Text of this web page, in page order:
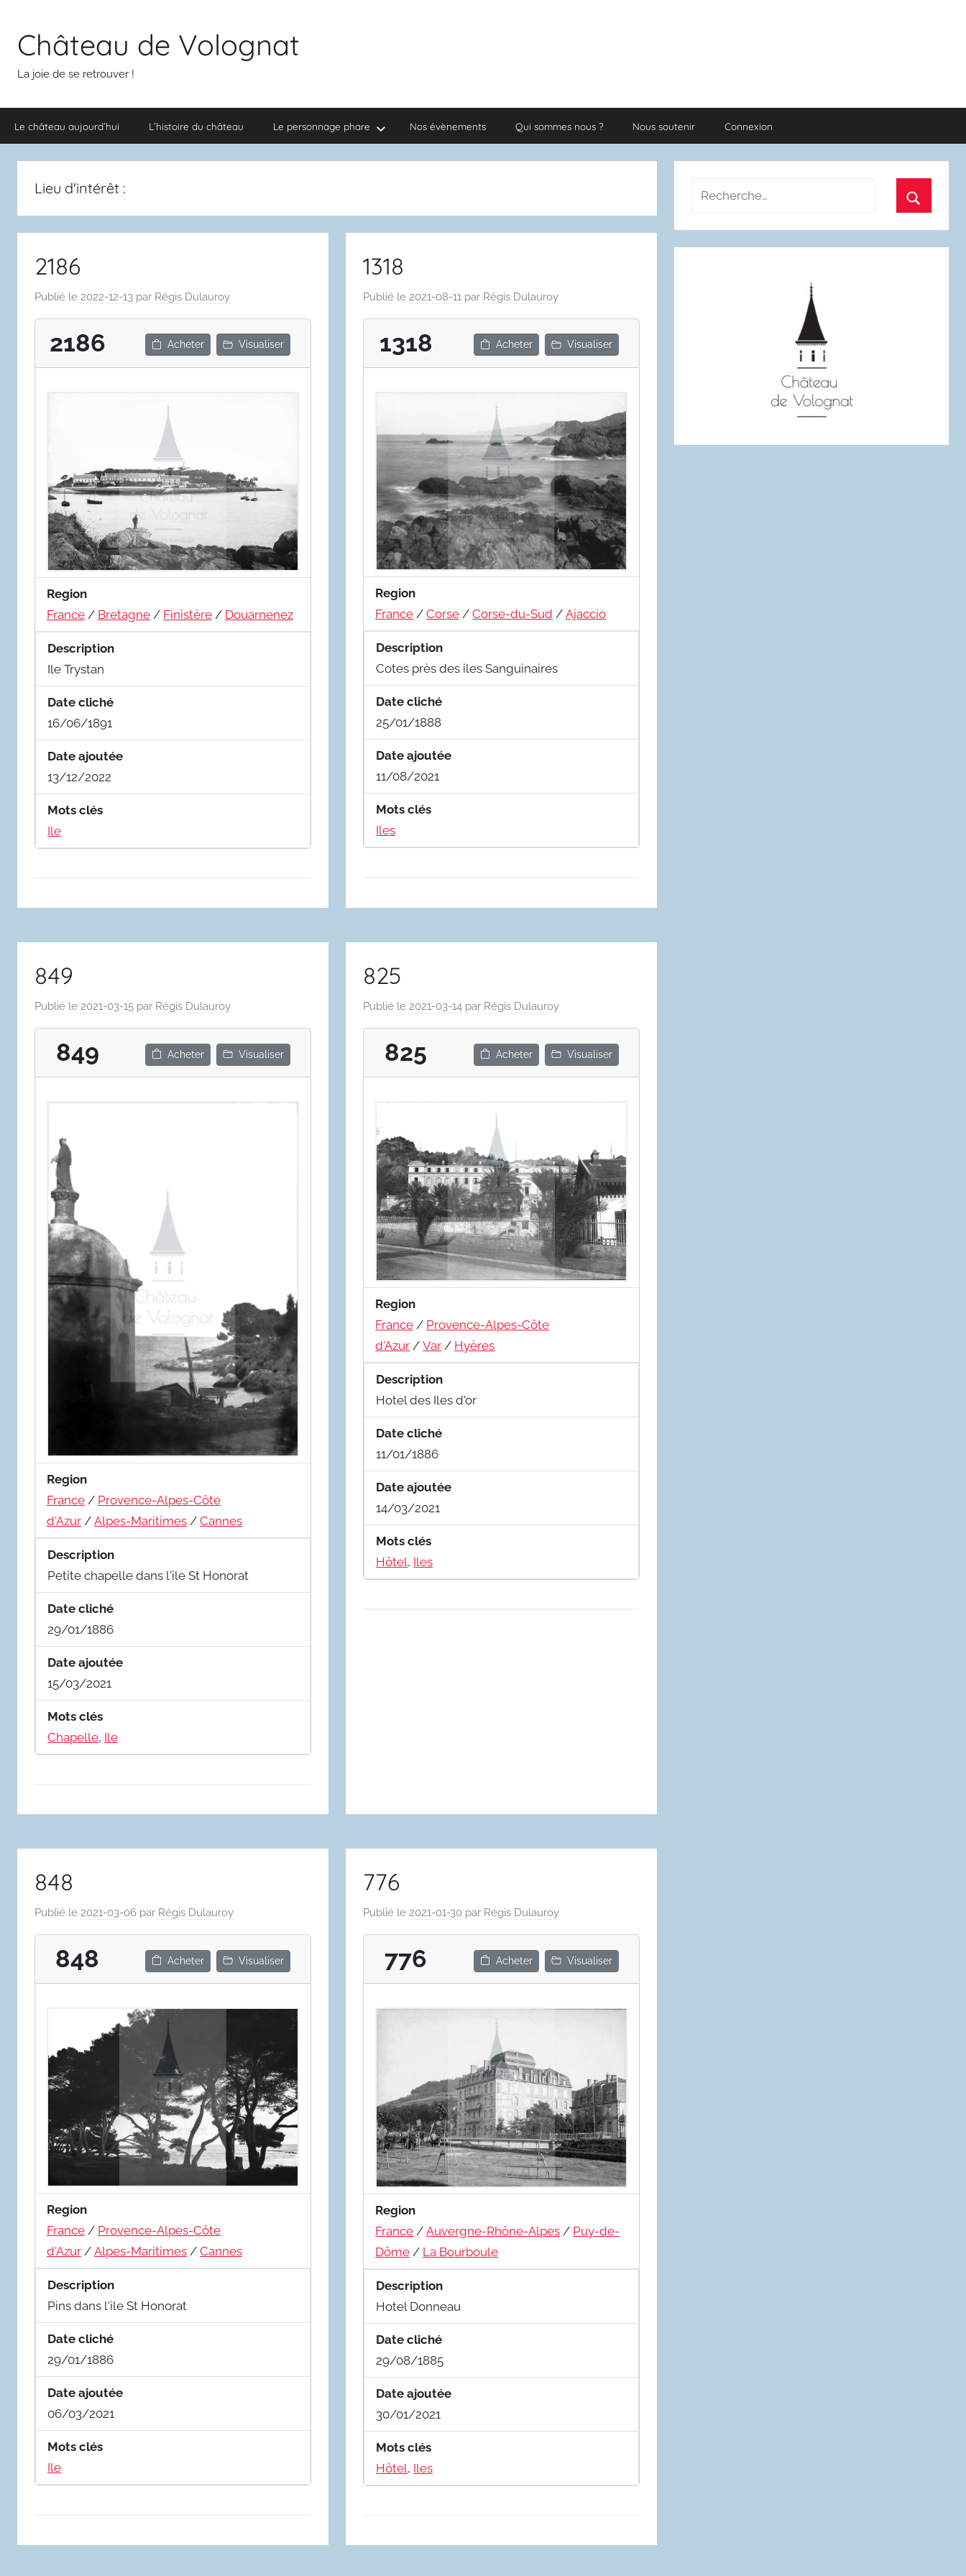
contenuChâteau de Volognat
La joie de se retrouver !
Le château aujourd’hui L’histoire du château Le personnage phare Nos évènements Qui sommes nous ? Nous soutenir Connexion
Lieu d'intérêt :
2186
Publié le 2022-12-13 par Régis Dulauroy
2186 Acheter Visualiser
Region
France / Bretagne / Finistère / Douarnenez
Description
Ile Trystan
Date cliché
16/06/1891
Date ajoutée
13/12/2022
Mots clés
Ile
1318
Publié le2021-08-11 par Régis Dulauroy
1318 Acheter Visualiser
Region
France /Corse /Corse-du-Sud /Ajaccio
Description
Cotes près des iles Sanguinaires
Date cliché
25/01/1888
Date ajoutée
11/08/2021
Mots clés
Iles
849
Publié le 2021-03-15 par Régis Dulauroy
849 Acheter Visualiser
Region
France / Provence-Alpes-Côte
d'Azur / Alpes-Maritimes / Cannes
Description
Petite chapelle dans l'ile St Honorat
Date cliché
29/01/1886
Date ajoutée
15/03/2021
Mots clés
Chapelle, Ile
825
Publié le2021-03-14 par Régis Dulauroy
825 Acheter Visualiser
Region
France / Provence-Alpes-Côte
d'Azur /Var / Hyères
Description
Hotel des Iles d'or
Date cliché
11/01/1886
Date ajoutée
14/03/2021
Mots clés
Hôtel, Iles
848
Publié le 2021-03-06 par Régis Dulauroy
848 Acheter Visualiser
Region
France / Provence-Alpes-Côte
d'Azur / Alpes-Maritimes / Cannes
Description
Pins dans l'ile St Honorat
Date cliché
29/01/1886
Date ajoutée
06/03/2021
Mots clés
Ile
776
Publié le2021-01-30 par Régis Dulauroy
776 Acheter Visualiser
Region
France /Auvergne-Rhône-Alpes / Puy-de-
Dôme / La Bourboule
Description
Hotel Donneau
Date cliché
29/08/1885
Date ajoutée
30/01/2021
Mots clés
Hôtel, Iles
Recherche
: